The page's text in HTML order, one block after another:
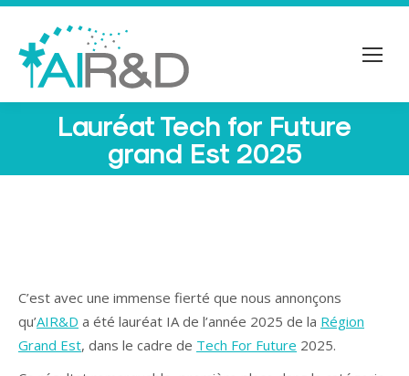
Lauréat Tech for Future
grand Est 2025
Vous êtes ici :
C’est avec une immense fierté que nous annonçons
qu’AIR&D a été lauréat IA de l’année 2025 de la Région
Grand Est, dans le cadre de Tech For Future 2025.